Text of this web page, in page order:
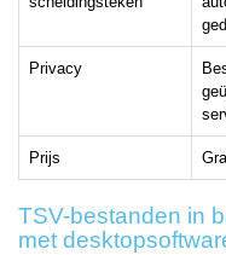
Privacy
Prijs
TSV-bestanden in
met